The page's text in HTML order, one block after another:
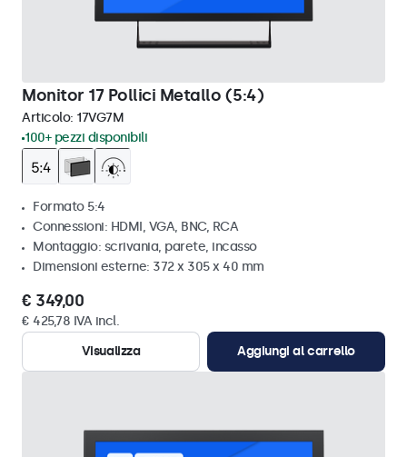
Monitor 17 Pollici Metallo (5:4)
Articolo: 17VG7M
100+ pezzi disponibili
Formato 5:4
Connessioni: HDMI, VGA, BNC, RCA
Montaggio: scrivania, parete, incasso
Dimensioni esterne: 372 x 305 x 40 mm
€ 349,00
€ 425,78 IVA incl.
Visualizza
Aggiungi al carrello